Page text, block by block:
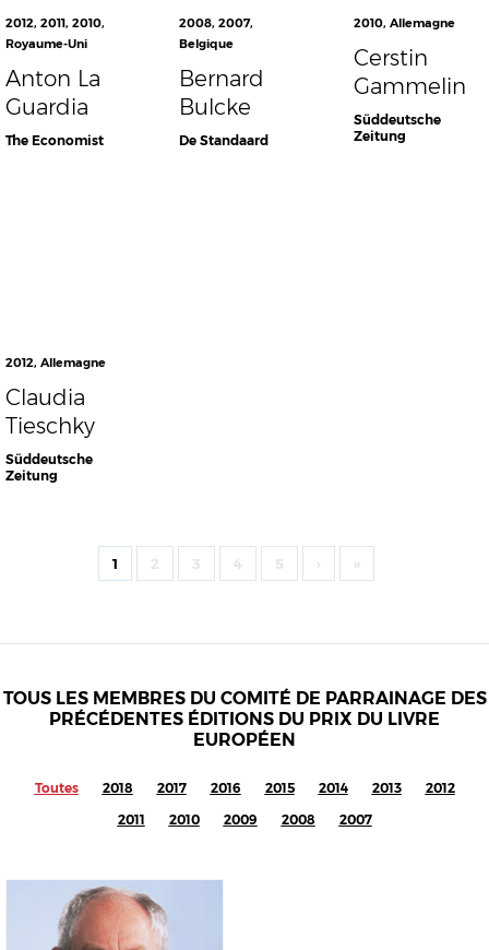
2012, 2011, 2010,
Royaume-Uni
Anton La
Guardia
The Economist
2008,2007,
Belgique
Bernard
Bulcke
De Standaard
2010, Allemagne
Cerstin
Gammelin
Süddeutsche
Zeitung
2012, Allemagne
Claudia
Tieschky
Süddeutsche
Zeitung
1 2 3 4 5 › »
TOUS LES MEMBRES DU COMITÉ DE PARRAINAGE DES
PRÉCÉDENTES ÉDITIONS DU PRIX DU LIVRE
EUROPÉEN
Toutes 2018 2017 2016 2015 2014 2013
2012
2011
2010 2009 2008 2007